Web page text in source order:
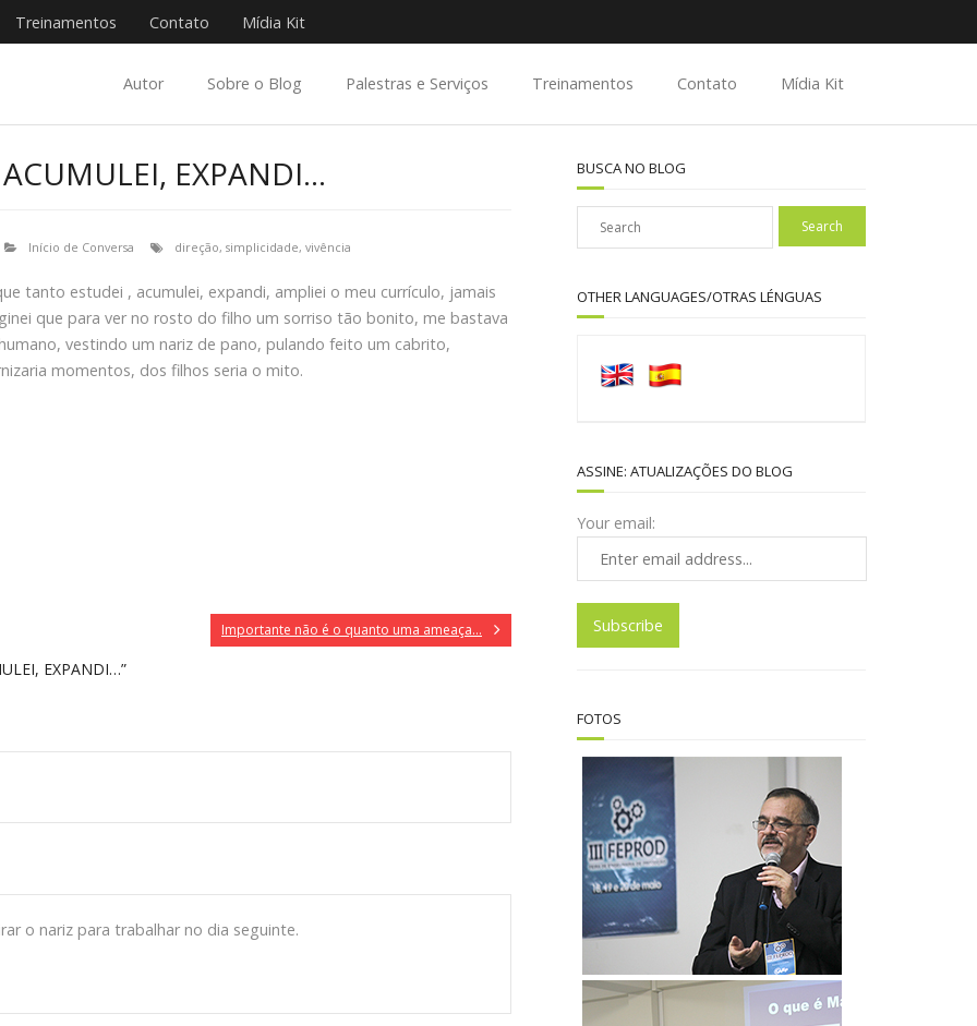
Treinamentos Contato Mídia Kit
Autor Sobre o Blog Palestras e Serviços Treinamentos Contato Mídia Kit
EXPANDI…
Início de Conversa direção, simplicidade, vivência
tanto estudei , acumulei, expandi, ampliei o meu currículo, jamais
que para ver no rosto do filho um sorriso tão bonito, me bastava
vestindo um nariz de pano, pulando feito um cabrito,
momentos, dos filhos seria o mito.
Importante não é o quanto uma ameaça…
EXPANDI…”
o nariz para trabalhar no dia seguinte.
BUSCA NO BLOG
OTHER LANGUAGES/OTRAS LÉNGUAS
ASSINE: ATUALIZAÇÕES DO BLOG
Your email:
FOTOS